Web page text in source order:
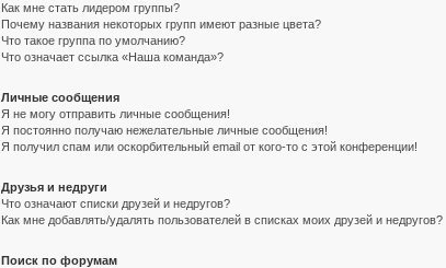
Как мне стать лидером группы?
Почему названия некоторых групп имеют разные цвета?
Что такое группа по умолчанию?
Что означает ссылка «Наша команда»?
Личные сообщения
Я не могу отправить личные сообщения!
Я постоянно получаю нежелательные личные сообщения!
Я получил спам или оскорбительный email от кого-то с этой конференции!
Друзья и недруги
Что означают списки друзей и недругов?
Как мне добавлять/удалять пользователей в списках моих друзей и недругов?
Поиск по форумам